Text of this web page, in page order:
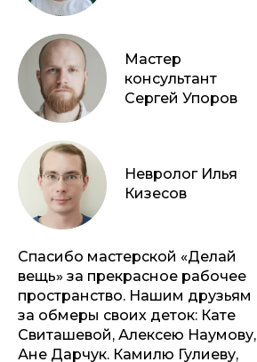
Мастер
консультант
Сергей Упоров
Невролог Илья
Кизесов
Спасибо мастерской «Делай
вещь» за прекрасное рабочее
пространство. Нашим друзьям
за обмеры своих деток: Кате
Свиташевой, Алексею Наумову,
Ане Дарчук. Камилю Гулиеву,